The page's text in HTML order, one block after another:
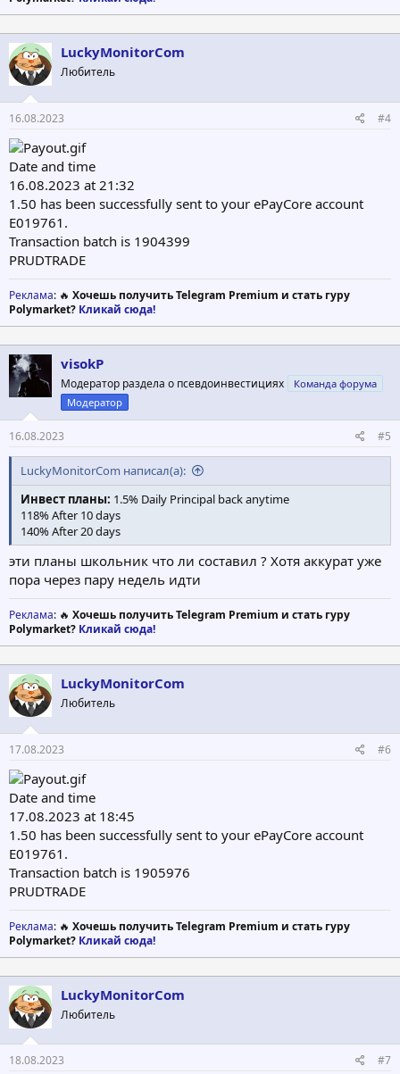
LuckyMonitorCom
Любитель
16.08.2023 #4
Date and time
16.08.2023 at 21:32
1.50 has been successfully sent to your ePayCore account
E019761.
Transaction batch is 1904399
PRUDTRADE
Реклама: 🔥 Хочешь получить Telegram Premium и стать гуру
Polymarket? Кликай сюда!
visokP
Модератор раздела о псевдоинвестициях
Команда форума
Модератор
16.08.2023 #5
LuckyMonitorCom написал(а):
Инвест планы: 1.5% Daily Principal back anytime
118% After 10 days
140% After 20 days
эти планы школьник что ли составил ? Хотя аккурат уже
пора через пару недель идти
Реклама: 🔥 Хочешь получить Telegram Premium и стать гуру
Polymarket? Кликай сюда!
LuckyMonitorCom
Любитель
17.08.2023 #6
Date and time
17.08.2023 at 18:45
1.50 has been successfully sent to your ePayCore account
E019761.
Transaction batch is 1905976
PRUDTRADE
Реклама: 🔥 Хочешь получить Telegram Premium и стать гуру
Polymarket? Кликай сюда!
LuckyMonitorCom
Любитель
18.08.2023 #7